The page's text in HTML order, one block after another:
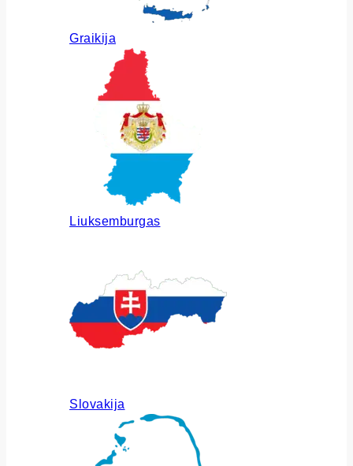
Graikija
Liuksemburgas
Slovakija